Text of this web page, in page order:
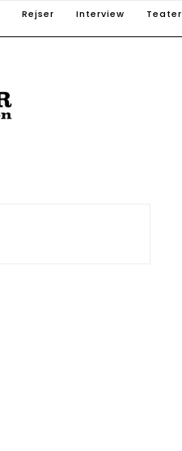
Rejser Interview Teater